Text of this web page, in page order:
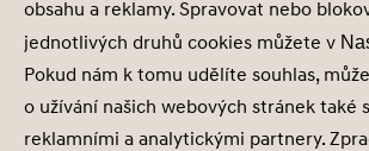
Nastavení cookies
Zásady zpracování osobních
obsahu a reklamy. Spravovat nebo
jednotlivých druhů cookies můžete v
Pokud nám k tomu udělíte souhlas,
o užívání našich webových stránek také
reklamními a analytickými partnery.